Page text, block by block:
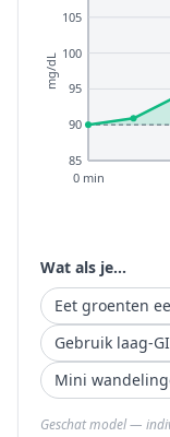
85
90
95
100
105
0 min
mg/dL
Wat als je...
Eet groenten
Gebruik laag-
Mini
Geschat model —